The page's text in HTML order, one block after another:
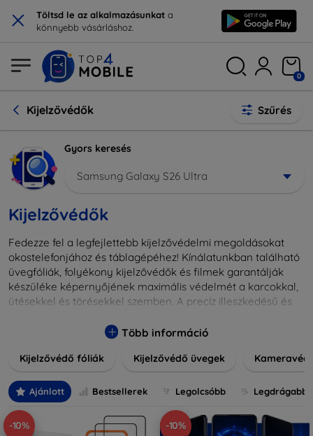
× Töltsd le az alkalmazásunkat a
könnyebb vásárláshoz.
0
Kijelzővédők Szűrés
Gyors keresés
Samsung Galaxy S26 Ultra
Kijelzővédők
Fedezze fel a legfejlettebb kijelzővédelmi megoldásokat
okostelefonjához és táblagépéhez! Kínálatunkban található
üvegfóliák, folyékony kijelzővédők és filmek garantálják
készüléke képernyőjének maximális védelmét a karcokkal,
ütésekkel és törésekkel szemben. A precíz illeszkedésű és
hanem kristálytiszta képet is biztosítanak, megőrzi a
és stílusú kijelzővédőink közül, hogy a mindennapok során is
fedésről vagy íves kijelzővédelemről, a minőséget szem
előtt tartva kínálunk megoldásokat minden eszközre.
Több információ
Kijelzővédő fóliák Kijelzővédő üvegek
Ajánlott Bestsellerek Legolcsóbb Legdrágabb
-10% -10%